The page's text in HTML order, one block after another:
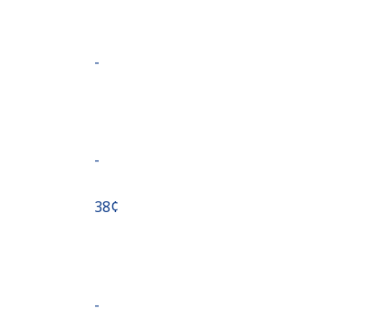
-
-
⁦38¢⁩
-